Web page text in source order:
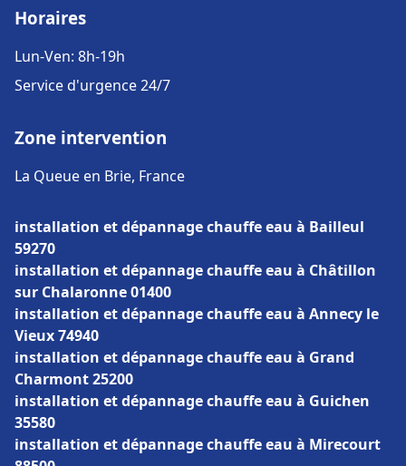
Horaires
Lun-Ven: 8h-19h
Service d'urgence 24/7
Zone intervention
La Queue en Brie, France
installation et dépannage chauffe eau à Bailleul
59270
installation et dépannage chauffe eau à Châtillon
sur Chalaronne 01400
installation et dépannage chauffe eau à Annecy le
Vieux 74940
installation et dépannage chauffe eau à Grand
Charmont 25200
installation et dépannage chauffe eau à Guichen
35580
installation et dépannage chauffe eau à Mirecourt